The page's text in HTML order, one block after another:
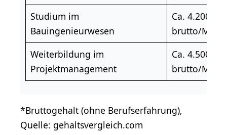
Studium im
Bauingenieurwesen
Ca. 4.200
brutto/
Weiterbildung im
Projektmanagement
Ca. 4.500
brutto/
*Bruttogehalt (ohne Berufserfahrung),
Quelle: gehaltsvergleich.com